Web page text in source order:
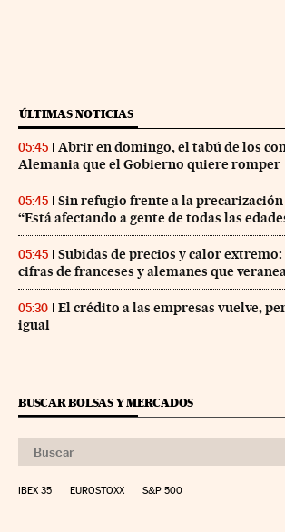
ÚLTIMAS NOTICIAS
05:45
Abrir en domingo, el tabú de los
Alemania que el Gobierno quiere romper
05:45
Sin refugio frente a la
“Está afectando a gente de todas las
05:45
Subidas de precios y calor extremo:
cifras de franceses y alemanes que
05:30
El crédito a las empresas vuelve,
igual
BUSCAR BOLSAS Y MERCADOS
IBEX 35 EUROSTOXX S&P 500